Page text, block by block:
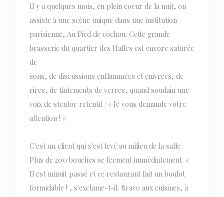
Il y a quelques mois, en plein coeur de la nuit, on
assiste à une scène unique dans une institution
parisienne, Au Pied de cochon. Cette grande
brasserie du quartier des Halles est encore saturée
de
sons, de discussions enflammées et enivrées, de
rires, de tintements de verres, quand soudain une
voix de stentor retentit : « Je vous demande votre
attention ! »
C'est un client qui s'est levé au milieu de la salle.
Plus de 200 bouches se ferment immédiatement. «
Il est minuit passé et ce restaurant fait un boulot
formidable ! , s'exclame-t-il. Bravo aux cuisines, à